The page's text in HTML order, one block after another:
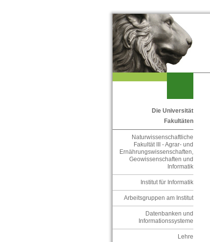
Die Universität
Fakultäten
Naturwissenschaftliche
Fakultät III - Agrar- und
Ernährungswissenschaften,
Geowissenschaften und
Informatik
Institut für Informatik
Arbeitsgruppen am Institut
Datenbanken und
Informationssysteme
Lehre